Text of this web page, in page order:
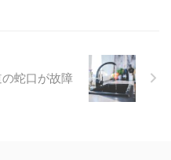
の蛇口が故障